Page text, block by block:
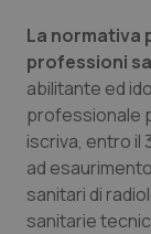
Puglia
Sardegna
Sicilia
Malattie
Malattia
La normativa
professioni
abilitante ed
professionale
iscriva, entro il
ad
sanitari di
sanitarie